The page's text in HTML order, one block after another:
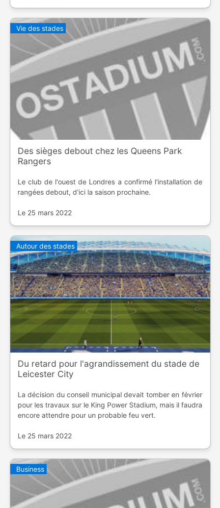
Vie des stades
Des sièges debout chez les Queens Park
Rangers
Le club de l'ouest de Londres a confirmé l'installation de
rangées debout, d'ici la saison prochaine.
Le 25 mars 2022
Autour des stades
Du retard pour l'agrandissement du stade de
Leicester City
La décision du conseil municipal devait tomber en février
pour les travaux sur le King Power Stadium, mais il faudra
encore attendre pour un probable feu vert.
Le 25 mars 2022
Business